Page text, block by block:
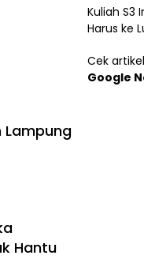
Lampung
Hantu
Kuliah S3
Harus ke
Cek
Google